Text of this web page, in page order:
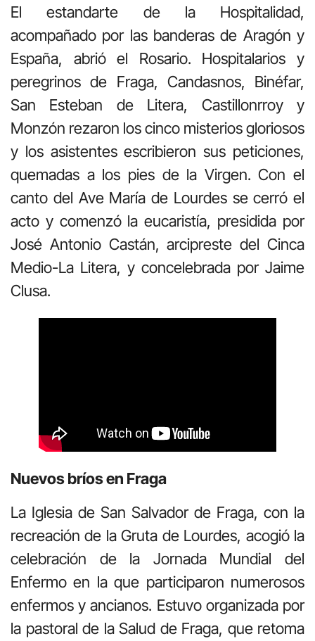
El estandarte de la Hospitalidad,
acompañado por las banderas de Aragón y
España, abrió el Rosario. Hospitalarios y
peregrinos de Fraga, Candasnos, Binéfar,
San Esteban de Litera, Castillonrroy y
Monzón rezaron los cinco misterios gloriosos
y los asistentes escribieron sus peticiones,
quemadas a los pies de la Virgen. Con el
canto del Ave María de Lourdes se cerró el
acto y comenzó la eucaristía, presidida por
José Antonio Castán, arcipreste del Cinca
Medio-La Litera, y concelebrada por Jaime
Clusa.
Nuevos bríos en Fraga
La Iglesia de San Salvador de Fraga, con la
recreación de la Gruta de Lourdes, acogió la
celebración de la Jornada Mundial del
Enfermo en la que participaron numerosos
enfermos y ancianos. Estuvo organizada por
la pastoral de la Salud de Fraga, que retoma